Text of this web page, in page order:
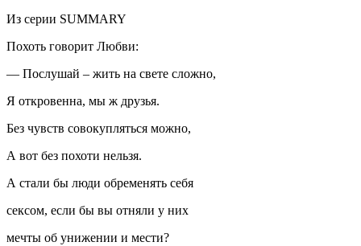
Из серии SUMMARY
Похоть говорит Любви:
— Послушай – жить на свете сложно,
Я откровенна, мы ж друзья.
Без чувств совокупляться можно,
А вот без похоти нельзя.
А стали бы люди обременять себя
сексом, если бы вы отняли у них
мечты об унижении и мести?